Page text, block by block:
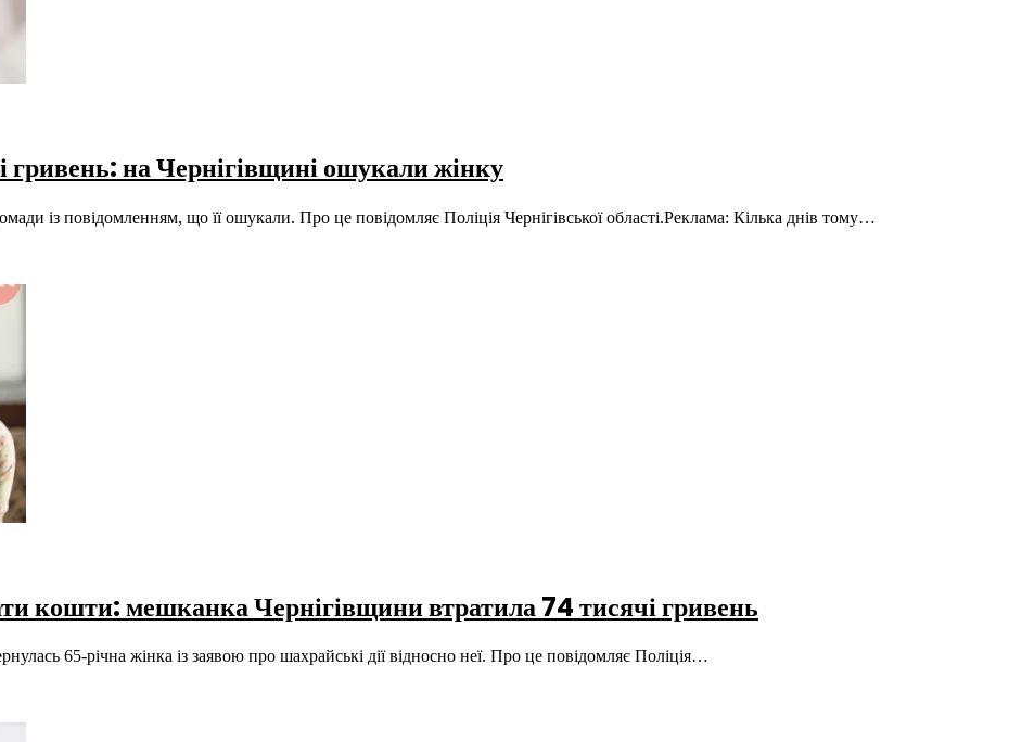
на Чернігівщині ошукали жінку
із повідомленням, що її ошукали. Про це повідомляє Поліція Чернігівської області.Реклама: Кілька днів тому…
кошти: мешканка Чернігівщини втратила 74 тисячі гривень
65-річна жінка із заявою про шахрайські дії відносно неї. Про це повідомляє Поліція…